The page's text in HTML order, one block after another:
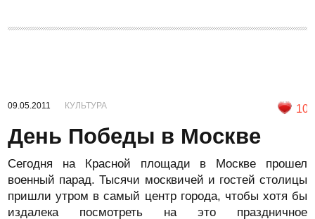
09.05.2011 КУЛЬТУРА 10
День Победы в Москве
Сегодня на Красной площади в Москве прошел
военный парад. Тысячи москвичей и гостей столицы
пришли утром в самый центр города, чтобы хотя бы
издалека посмотреть на это праздничное